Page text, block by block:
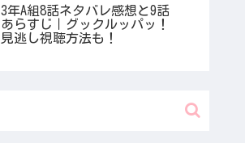
3年A組8話ネタバレ感想と9話
あらすじ｜グックルッパッ！
見逃し視聴方法も！